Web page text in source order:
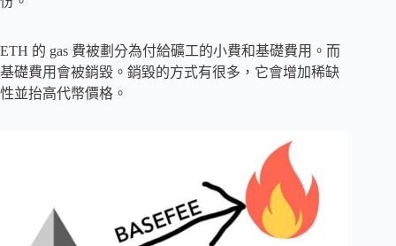
ETH 的 gas 費被劃分為付給礦工的小費和基礎費用。而
基礎費用會被銷毀。銷毀的方式有很多，它會增加稀缺
性並抬高代幣價格。